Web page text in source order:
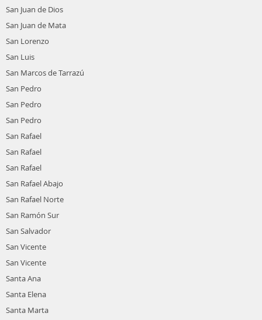
San Juan de Dios
San Juan de Mata
San Lorenzo
San Luis
San Marcos de Tarrazú
San Pedro
San Pedro
San Pedro
San Rafael
San Rafael
San Rafael
San Rafael Abajo
San Rafael Norte
San Ramón Sur
San Salvador
San Vicente
San Vicente
Santa Ana
Santa Elena
Santa Marta